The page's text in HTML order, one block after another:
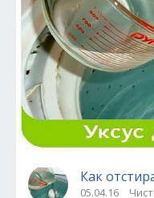
Как
05.04.16